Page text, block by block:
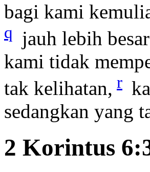
bagi kami
q jauh lebih
kami tidak
tak kelihatan, r
sedangkan yang
2 Korintus